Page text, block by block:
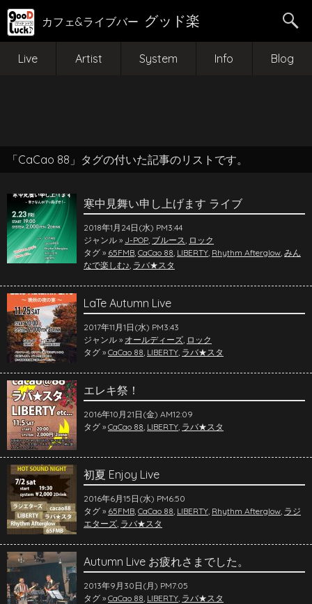
カフェ&ライブバー グッド楽
Live Artist System Info Blog
「CaCao 88」タグの付いた記事のリストです。
寒中見舞い申し上げます ライブ
2018年1月24日(水) PM3:44
ジャンル » J-POP, ブルース, ロック
タグ » 65FMB, CaCao 88, LIBERTY, Rhythm Afterglow, みん
なで楽しむ♪, ラバ★スタ
LaTe Autumn Live
2017年11月1日(水) PM3:43
ジャンル » オールディーズ, ロック
タグ » CaCao 88, LIBERTY, ラバ★スタ
エレキ祭！
2016年10月21日(金) AM12:09
タグ » CaCao 88, LIBERTY, ラバ★スタ
初夏 Enjoy Live
2016年6月15日(水) PM6:50
タグ » 65FMB, CaCao 88, LIBERTY, Rhythm Afterglow, ラジ
エターズ, ラバ★スタ
Autumn Live お疲れさまでした。
2013年9月30日(月) PM7:05
タグ » CaCao 88, LIBERTY, ラバ★スタ